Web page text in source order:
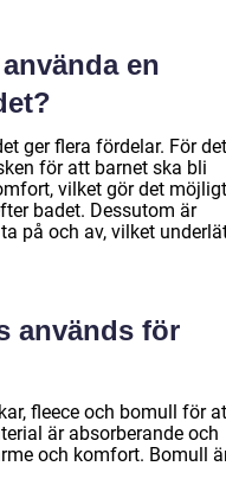
en
ger flera fördelar. För det
för att barnet ska bli
vilket gör det
badet. Dessutom är
på och av, vilket
används för
fleece och bomull för
är absorberande och
och komfort. Bomull